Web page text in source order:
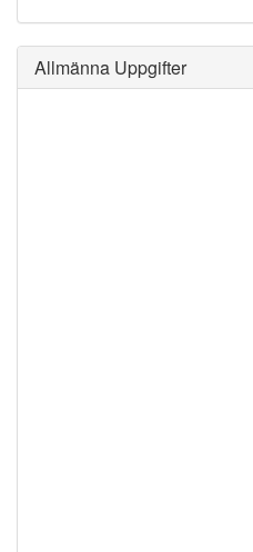
Allmänna Uppgifter